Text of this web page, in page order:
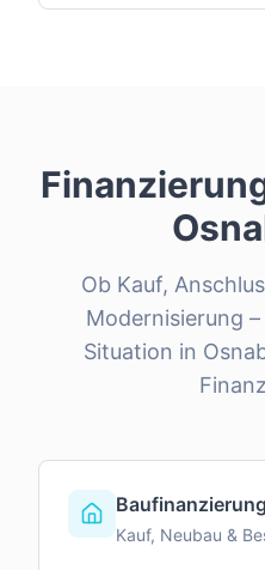
Ob Kauf,
Modernisierung
Situation in
Kauf, Neubau &